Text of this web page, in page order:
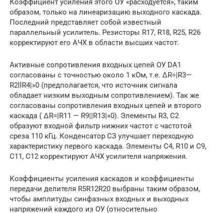
Коэффициент усиления этого ОУ «расходуется», таким
образом, только на линеаризацию выходного каскада.
Последний представляет собой известный
параллельный усилитель. Резисторы R17, R18, R25, R26
корректируют его АЧХ в области высших частот.
Активные сопротивления входных цепей ОУ DA1
согласованы с точностью около 1 кОм, т.е. ΔR=|R3—
R2llR4|»0 (предполагается, что источник сигнала
обладает низким выходным сопротивлением). Так же
согласованы сопротивления входных цепей и второго
каскада ( ΔR=|R11 — R9||R13|»0). Элементы R3, С2
образуют входной фильтр нижних частот с частотой
среза 110 кГц. Конденсатор СЗ улучшает переходную
характеристику первого каскада. Элементы С4, R10 и С9,
С11, С12 корректируют АЧХ усилителя напряжения.
Коэффициенты усиления каскадов и коэффициенты
передачи делителя R5R12R20 выбраны таким образом,
чтобы амплитуды синфазных входных и выходных
напряжений каждого из ОУ (относительно